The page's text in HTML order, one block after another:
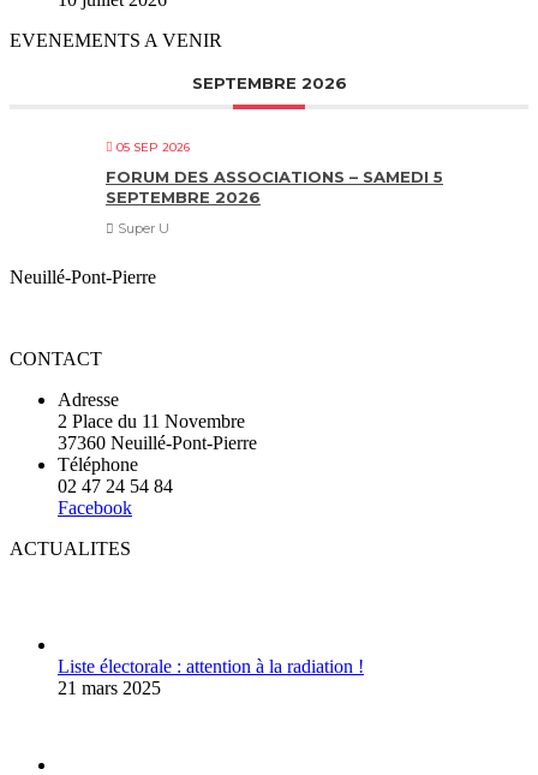
EVENEMENTS A VENIR
SEPTEMBRE 2026
05 SEP 2026
FORUM DES ASSOCIATIONS – SAMEDI 5
SEPTEMBRE 2026
Super U
Neuillé-Pont-Pierre
CONTACT
Adresse
2 Place du 11 Novembre
37360 Neuillé-Pont-Pierre
Téléphone
02 47 24 54 84
Facebook
ACTUALITES
Liste électorale : attention à la radiation !
21 mars 2025